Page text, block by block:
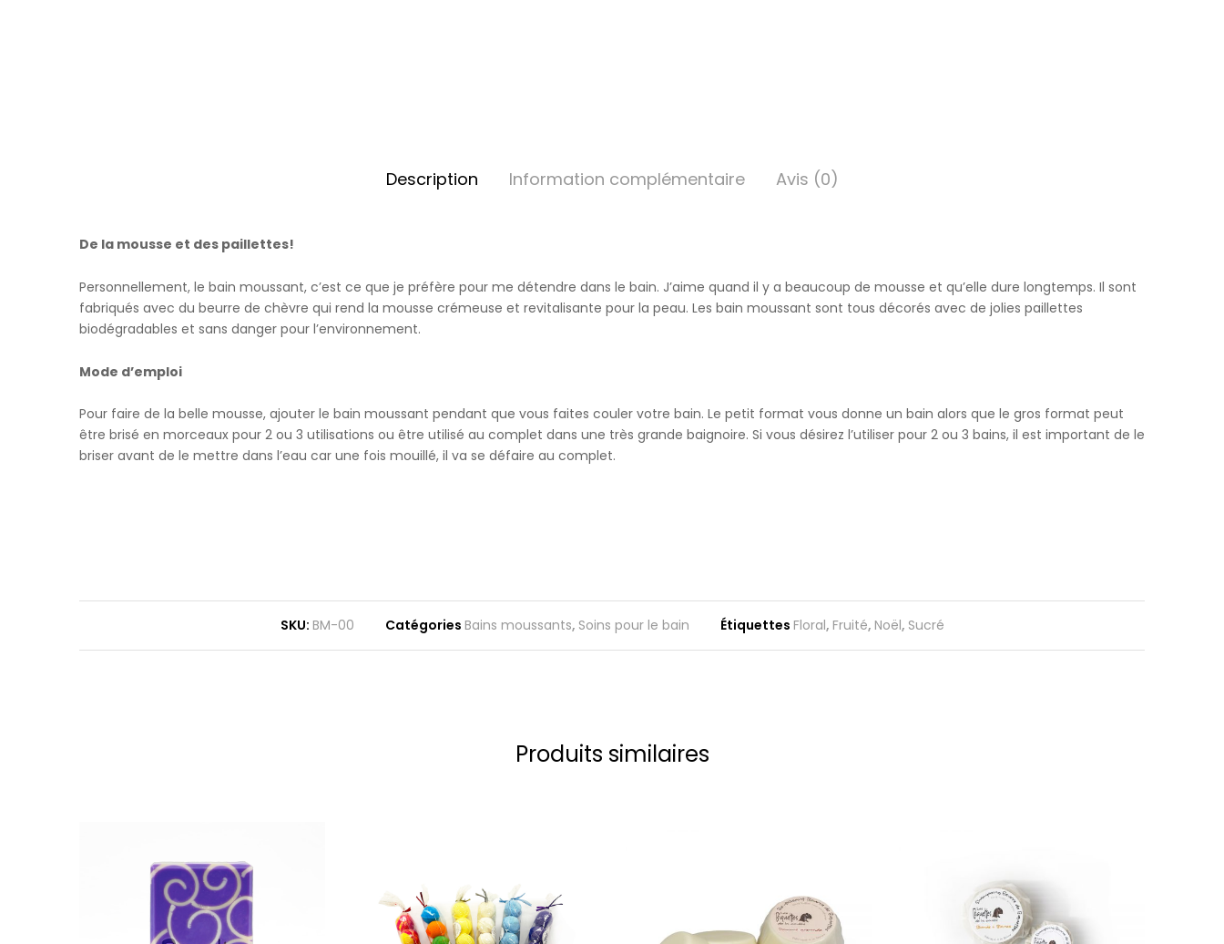
Description Information complémentaire Avis (0)
De la mousse et des paillettes!
Personnellement, le bain moussant, c’est ce que je préfère pour me détendre dans le bain. J’aime quand il y a beaucoup de mousse et qu’elle dure longtemps. Il sont
fabriqués avec du beurre de chèvre qui rend la mousse crémeuse et revitalisante pour la peau. Les bain moussant sont tous décorés avec de jolies paillettes
biodégradables et sans danger pour l’environnement.
Mode d’emploi
Pour faire de la belle mousse, ajouter le bain moussant pendant que vous faites couler votre bain. Le petit format vous donne un bain alors que le gros format peut
être brisé en morceaux pour 2 ou 3 utilisations ou être utilisé au complet dans une très grande baignoire. Si vous désirez l’utiliser pour 2 ou 3 bains, il est important de le
briser avant de le mettre dans l’eau car une fois mouillé, il va se défaire au complet.
SKU: BM-00 Catégories Bains moussants, Soins pour le bain Étiquettes Floral, Fruité, Noël, Sucré
Produits similaires